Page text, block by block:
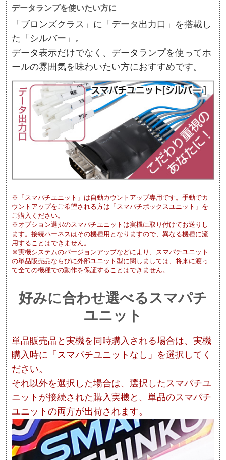
データランプを使いたい方に
「ブロンズクラス」に「データ出力口」を搭載し
た「シルバー」。
データ表示だけでなく、データランプを使ってホ
ールの雰囲気を味わいたい方におすすめです。
※「スマパチユニット」は自動カウントアップ専用です。手動でカ
ウントアップをご希望される方は「スマパチボックスユニット」を
ご購入ください。
※オプション選択のスマパチユニットは実機に取り付けてお送りし
ます。接続ハーネスはその機種用となりますので、異なる機種に流
用することはできません。
※実機システムのバージョンアップなどにより、スマパチユニット
の単品販売品ならびに外部ユニット型に関しましては、将来に渡っ
て全ての機種での動作を保証することはできません。
好みに合わせ選べるスマパチ
ユニット
単品販売品と実機を同時購入される場合は、実機
購入時に「スマパチユニットなし」を選択してく
ださい。
それ以外を選択した場合は、選択したスマパチユ
ニットが接続された購入実機と、単品のスマパチ
ユニットの両方が出荷されます。